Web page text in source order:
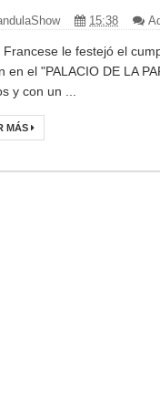
15:38
Francese le festejó el
en el "PALACIO DE LA
y con un ...
MÁS